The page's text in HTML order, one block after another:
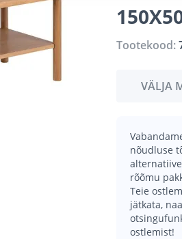
Tootekood:
VÄLJA
nõudluse
rõõmu
Teie
jätkata,
ostlemist!